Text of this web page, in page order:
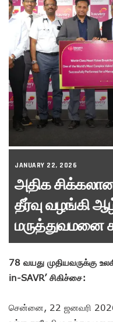
JANUARY 22, 2026
அதிக
தீர்வு வழங்கி
மருத்துவமனை
78 வயது முதியவருக்கு
in-SAVR’ சிகிச்சை:
சென்னை, 22 ஜனவரி